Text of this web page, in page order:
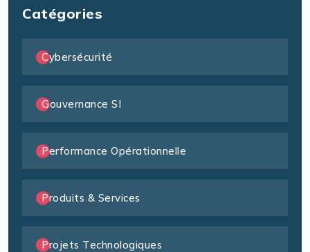
Catégories
Cybersécurité
Gouvernance SI
Performance Opérationnelle
Produits & Services
Projets Technologiques